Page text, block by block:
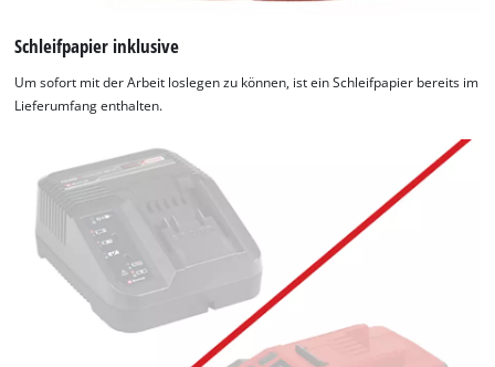
Schleifpapier inklusive
Um sofort mit der Arbeit loslegen zu können, ist ein Schleifpapier bereits im
Lieferumfang enthalten.